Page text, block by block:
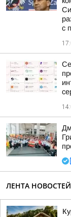
с
ЛЕНТА НОВОСТЕЙ